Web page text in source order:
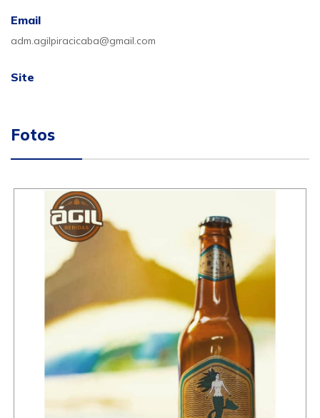
Email
adm.agilpiracicaba@gmail.com
Site
Fotos